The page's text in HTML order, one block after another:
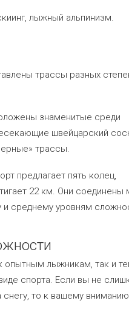
лыжный альпинизм.
трассы разных
знаменитые среди
швейцарский
трассы.
предлагает пять колец,
22 км. Они соединены
и среднему уровням
опытным лыжникам, так и
спорта. Если вы не
снегу, то к вашему